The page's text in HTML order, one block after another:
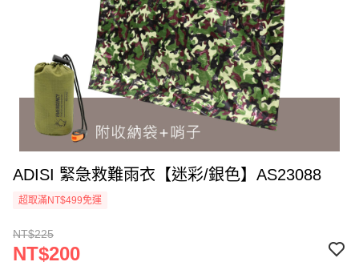
ADISI 緊急救難雨衣【迷彩/銀色】AS23088
超取滿NT$499免運
NT$225
NT$200